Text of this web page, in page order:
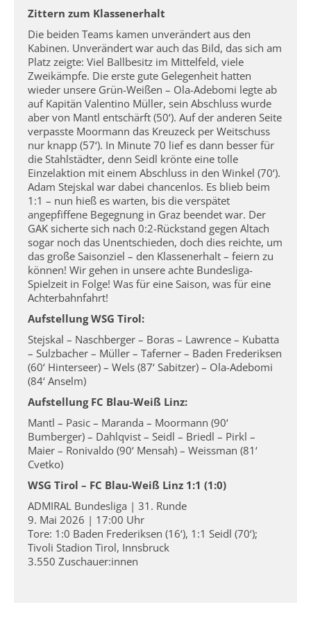
Zittern zum Klassenerhalt
Die beiden Teams kamen unverändert aus den
Kabinen. Unverändert war auch das Bild, das sich am
Platz zeigte: Viel Ballbesitz im Mittelfeld, viele
Zweikämpfe. Die erste gute Gelegenheit hatten
wieder unsere Grün-Weißen – Ola-Adebomi legte ab
auf Kapitän Valentino Müller, sein Abschluss wurde
aber von Mantl entschärft (50‘). Auf der anderen Seite
verpasste Moormann das Kreuzeck per Weitschuss
nur knapp (57‘). In Minute 70 lief es dann besser für
die Stahlstädter, denn Seidl krönte eine tolle
Einzelaktion mit einem Abschluss in den Winkel (70‘).
Adam Stejskal war dabei chancenlos. Es blieb beim
1:1 – nun hieß es warten, bis die verspätet
angepfiffene Begegnung in Graz beendet war. Der
GAK sicherte sich nach 0:2-Rückstand gegen Altach
sogar noch das Unentschieden, doch dies reichte, um
das große Saisonziel – den Klassenerhalt – feiern zu
können! Wir gehen in unsere achte Bundesliga-
Spielzeit in Folge! Was für eine Saison, was für eine
Achterbahnfahrt!
Aufstellung WSG Tirol:
Stejskal – Naschberger – Boras – Lawrence – Kubatta
– Sulzbacher – Müller – Taferner – Baden Frederiksen
(60‘ Hinterseer) – Wels (87‘ Sabitzer) – Ola-Adebomi
(84‘ Anselm)
Aufstellung FC Blau-Weiß Linz:
Mantl – Pasic – Maranda – Moormann (90‘
Bumberger) – Dahlqvist – Seidl – Briedl – Pirkl –
Maier – Ronivaldo (90‘ Mensah) – Weissman (81‘
Cvetko)
WSG Tirol – FC Blau-Weiß Linz 1:1 (1:0)
ADMIRAL Bundesliga | 31. Runde
9. Mai 2026 | 17:00 Uhr
Tore: 1:0 Baden Frederiksen (16‘), 1:1 Seidl (70‘);
Tivoli Stadion Tirol, Innsbruck
3.550 Zuschauer:innen